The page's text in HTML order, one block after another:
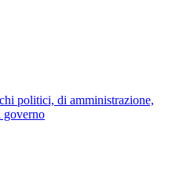
politici, di amministrazione,
governo